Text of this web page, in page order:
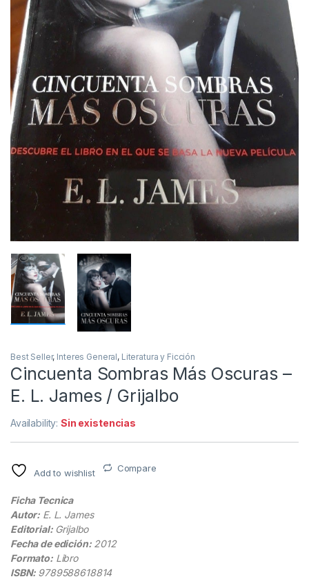
Best Seller, Interes General, Literatura y Ficción
Cincuenta Sombras Más Oscuras –
E. L. James / Grijalbo
Availability:Sin existencias
Add to wishlist Compare
Ficha Tecnica
Autor: E. L. James
Editorial:Grijalbo
Fecha de edición:2012
Formato:Libro
ISBN: 9789588618814